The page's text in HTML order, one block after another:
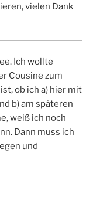
vielen Dank
Ich wollte
Cousine zum
ob ich a) hier mit
b) am späteren
weiß ich noch
Dann muss ich
und